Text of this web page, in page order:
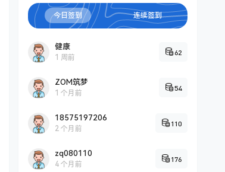
今日签到 连续签到
健康
1 周前
62
ZOM筑梦
1 个月前
54
18575197206
2 个月前
110
zq080110
4 个月前
176